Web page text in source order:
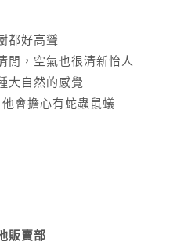
都好高聳
閒，空氣也很清新怡人
大自然的感覺
會擔心有蛇蟲鼠蟻
販賣部